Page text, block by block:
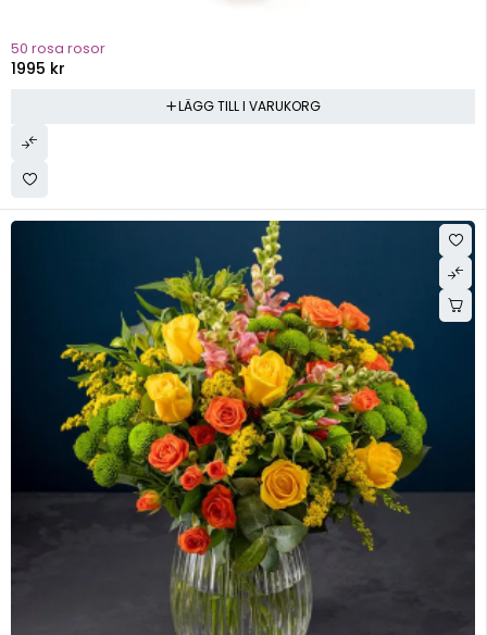
50 rosa rosor
1995 kr
LÄGG TILL I VARUKORG